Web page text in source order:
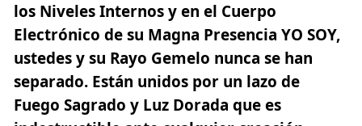
los Niveles Internos y en el Cuerpo
Electrónico de su Magna Presencia YO SOY,
ustedes y su Rayo Gemelo nunca se han
separado. Están unidos por un lazo de
Fuego Sagrado y Luz Dorada que es